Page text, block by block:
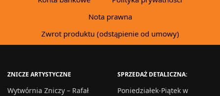
Nota prawna
Zwrot produktu (odstąpienie od umowy)
ZNICZE ARTYSTYCZNE
Wytwórnia Zniczy – Rafał
SPRZEDAŻ DETALICZNA:
Poniedziałek-Piątek w